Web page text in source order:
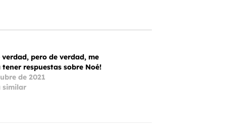
verdad, pero de verdad, me
tener respuestas sobre Noé!
de 2021
similar